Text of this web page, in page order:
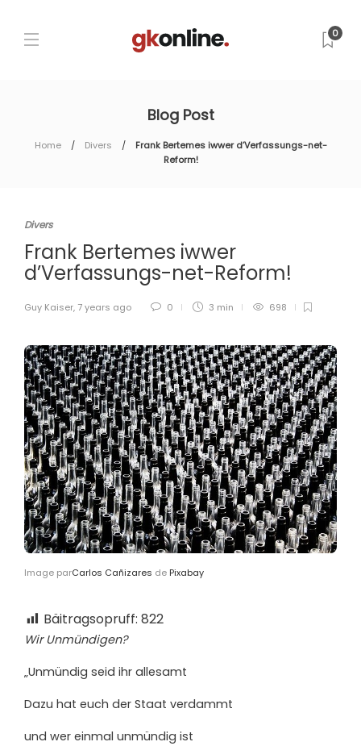
0
Blog Post
Home Divers
Frank Bertemes iwwer d’Verfassungs-net-
Reform!
Divers
Frank Bertemes iwwer
d’Verfassungs-net-Reform!
Guy Kaiser, 7 years ago 0 3 min 698
Image parCarlos Cañizares de Pixabay
Bäitragsopruff: 822
Wir Unmündigen?
„Unmündig seid ihr allesamt
Dazu hat euch der Staat verdammt
und wer einmal unmündig ist